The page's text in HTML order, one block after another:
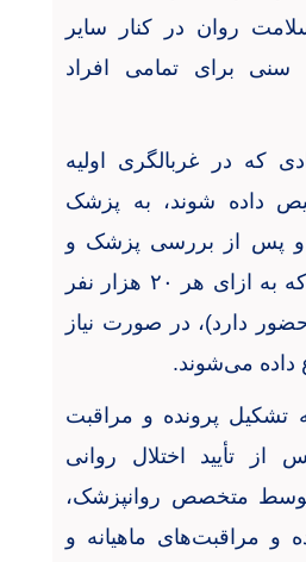
روان در کنار سایر
سنی برای تمامی افراد
که در غربالگری اولیه
داده شوند، به پزشک
و پس از بررسی پزشک و
به ازای هر
۲۰ هزار نفر
دارد)، در صورت نیاز
داده می‌شوند.
تشکیل پرونده و مراقبت
از تأیید اختلال روانی
متخصص روانپزشک،
و مراقبت‌های ماهیانه و